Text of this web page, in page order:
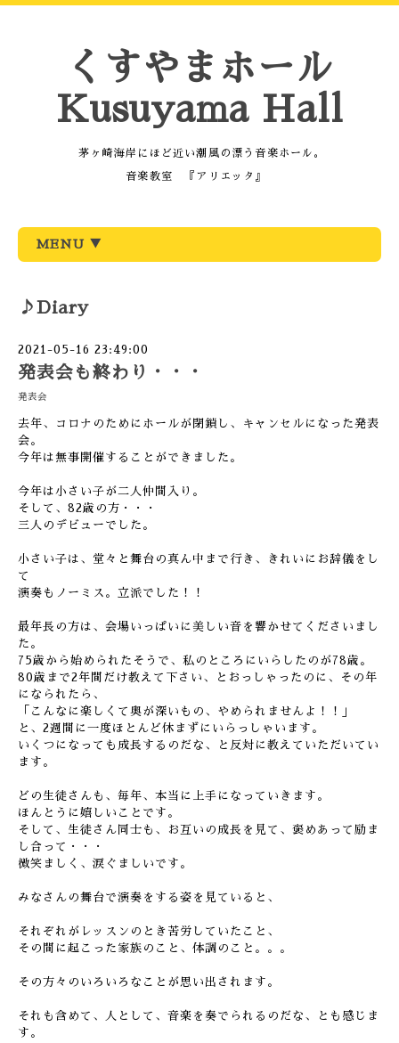
くすやまホール
Kusuyama Hall
茅ヶ崎海岸にほど近い潮風の漂う音楽ホール。
音楽教室 『アリエッタ』
MENU ▼
♪Diary
2021-05-16 23:49:00
発表会も終わり・・・
発表会
去年、コロナのためにホールが閉鎖し、キャンセルになった発表
会。
今年は無事開催することができました。
今年は小さい子が二人仲間入り。
そして、82歳の方・・・
三人のデビューでした。
小さい子は、堂々と舞台の真ん中まで行き、きれいにお辞儀をし
て
演奏もノーミス。立派でした！！
最年長の方は、会場いっぱいに美しい音を響かせてくださいまし
た。
75歳から始められたそうで、私のところにいらしたのが78歳。
80歳まで2年間だけ教えて下さい、とおっしゃったのに、その年
になられたら、
「こんなに楽しくて奥が深いもの、やめられませんよ！！」
と、2週間に一度ほとんど休まずにいらっしゃいます。
いくつになっても成長するのだな、と反対に教えていただいてい
ます。
どの生徒さんも、毎年、本当に上手になっていきます。
ほんとうに嬉しいことです。
そして、生徒さん同士も、お互いの成長を見て、褒めあって励ま
し合って・・・
微笑ましく、涙ぐましいです。
みなさんの舞台で演奏をする姿を見ていると、
それぞれがレッスンのとき苦労していたこと、
その間に起こった家族のこと、体調のこと。。。
その方々のいろいろなことが思い出されます。
それも含めて、人として、音楽を奏でられるのだな、とも感じま
す。